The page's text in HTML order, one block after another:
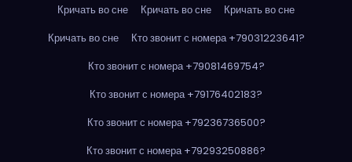
Кричать во сне
Кричать во сне
Кричать во сне
Кричать во сне
Кто звонит с номера +79031223641?
Кто звонит с номера +79081469754?
Кто звонит с номера +79176402183?
Кто звонит с номера +79236736500?
Кто звонит с номера +79293250886?